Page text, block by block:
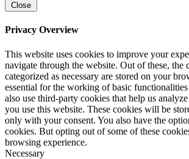
Close
Privacy Overview
This website uses cookies to improve your
navigate through the website. Out of these, the
categorized as necessary are stored on your
essential for the working of basic
also use third-party cookies that help us
you use this website. These cookies will be
only with your consent. You also have the
cookies. But opting out of some of these
browsing experience.
Necessary